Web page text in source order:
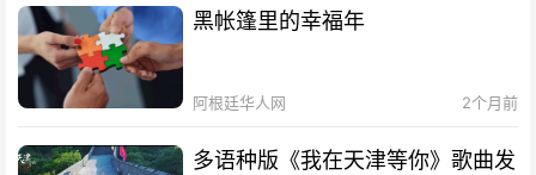
黑帐篷里的幸福年
阿根廷华人网 2个月前
多语种版《我在天津等你》歌曲发